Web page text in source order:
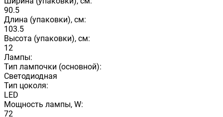
90.5
Длина (упаковки), см:
103.5
Высота (упаковки), см:
12
Лампы:
Тип лампочки (основной):
Светодиодная
Тип цоколя:
LED
Мощность лампы, W:
72